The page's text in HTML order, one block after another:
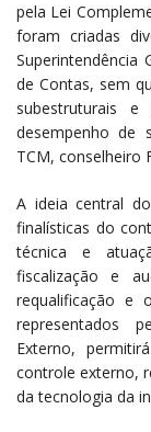
pela Lei
foram criadas
Superintendência
de Contas, sem
subestruturais
desempenho de
TCM, conselheiro
A ideia central
finalísticas do
técnica e
fiscalização e
requalificação e
representados
Externo,
controle externo,
da tecnologia da